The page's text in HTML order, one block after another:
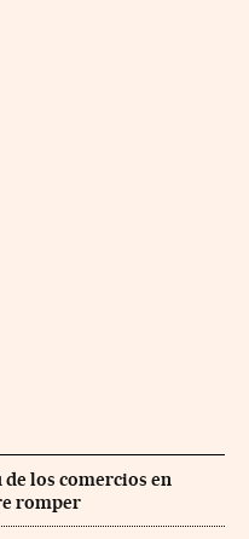
los comercios en
romper